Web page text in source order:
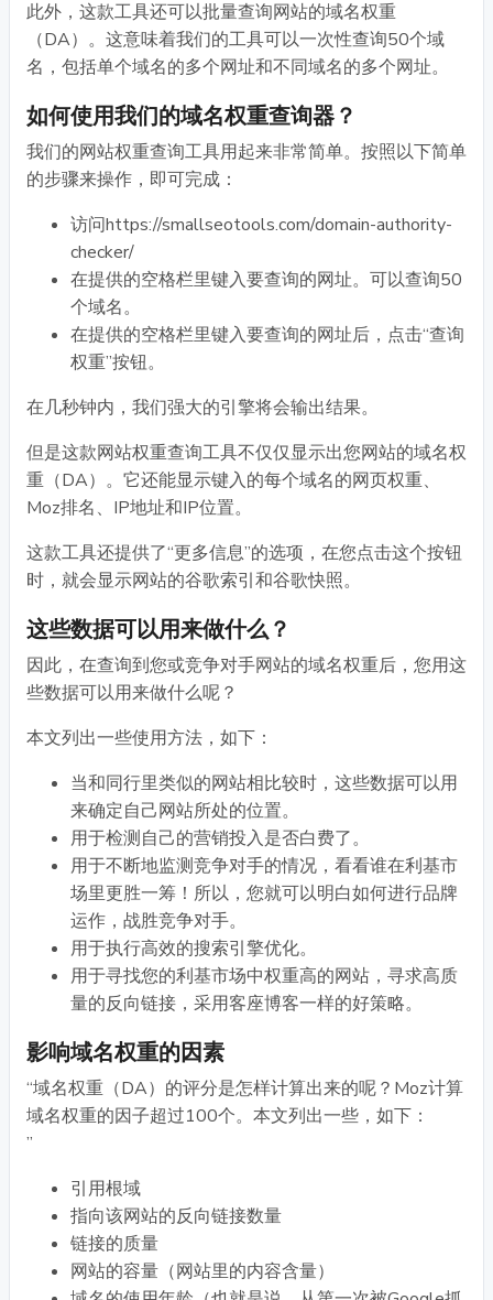
此外，这款工具还可以批量查询网站的域名权重
（DA）。这意味着我们的工具可以一次性查询50个域
名，包括单个域名的多个网址和不同域名的多个网址。
如何使用我们的域名权重查询器？
我们的网站权重查询工具用起来非常简单。按照以下简单
的步骤来操作，即可完成：
访问https://smallseotools.com/domain-authority-
checker/
在提供的空格栏里键入要查询的网址。可以查询50
个域名。
在提供的空格栏里键入要查询的网址后，点击“查询
权重”按钮。
在几秒钟内，我们强大的引擎将会输出结果。
但是这款网站权重查询工具不仅仅显示出您网站的域名权
重（DA）。它还能显示键入的每个域名的网页权重、
Moz排名、IP地址和IP位置。
这款工具还提供了“更多信息”的选项，在您点击这个按钮
时，就会显示网站的谷歌索引和谷歌快照。
这些数据可以用来做什么？
因此，在查询到您或竞争对手网站的域名权重后，您用这
些数据可以用来做什么呢？
本文列出一些使用方法，如下：
当和同行里类似的网站相比较时，这些数据可以用
来确定自己网站所处的位置。
用于检测自己的营销投入是否白费了。
用于不断地监测竞争对手的情况，看看谁在利基市
场里更胜一筹！所以，您就可以明白如何进行品牌
运作，战胜竞争对手。
用于执行高效的搜索引擎优化。
用于寻找您的利基市场中权重高的网站，寻求高质
量的反向链接，采用客座博客一样的好策略。
影响域名权重的因素
“域名权重（DA）的评分是怎样计算出来的呢？Moz计算
域名权重的因子超过100个。本文列出一些，如下：
”
引用根域
指向该网站的反向链接数量
链接的质量
网站的容量（网站里的内容含量）